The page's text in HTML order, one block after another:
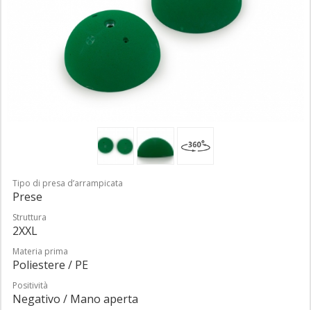
Tipo di presa d’arrampicata
Prese
Struttura
2XXL
Materia prima
Poliestere / PE
Positività
Negativo / Mano aperta